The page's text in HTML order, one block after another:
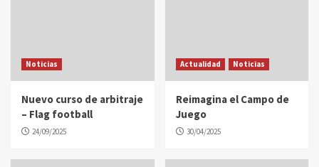
Noticias
Nuevo curso de arbitraje
– Flag football
24/09/2025
Actualidad Noticias
Reimagina el Campo de
Juego
30/04/2025